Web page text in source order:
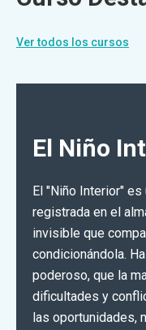
Ver todos los cursos
El Niño
El "Niño Interior"
registrada en el
invisible que
condicionándola.
poderoso, que la
dificultades y
las oportunidades,